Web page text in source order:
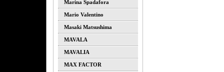
Marina Spadafora
Mario Valentino
Masaki Matsushima
MAVALA
MAVALIA
MAX FACTOR